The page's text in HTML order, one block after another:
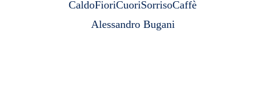
CaldoFioriCuoriSorrisoCaffè
Alessandro Bugani